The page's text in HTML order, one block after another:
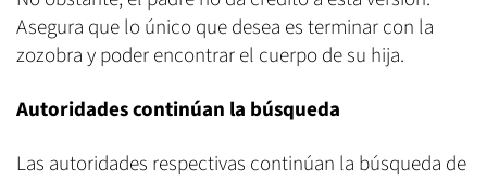
Asegura que lo único que desea es terminar con la
zozobra y poder encontrar el cuerpo de su hija.
Autoridades continúan la búsqueda
Las autoridades respectivas continúan la búsqueda de